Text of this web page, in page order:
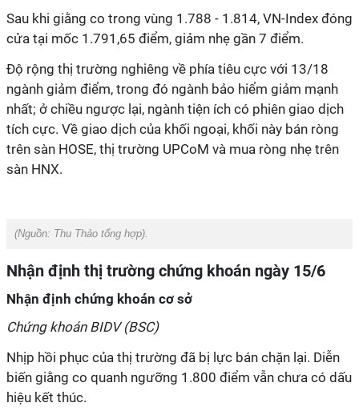
Sau khi giằng co trong vùng 1.788 - 1.814, VN-Index đóng
cửa tại mốc 1.791,65 điểm, giảm nhẹ gần 7 điểm.
Độ rộng thị trường nghiêng về phía tiêu cực với 13/18
ngành giảm điểm, trong đó ngành bảo hiểm giảm mạnh
nhất; ở chiều ngược lại, ngành tiện ích có phiên giao dịch
tích cực. Về giao dịch của khối ngoại, khối này bán ròng
trên sàn HOSE, thị trường UPCoM và mua ròng nhẹ trên
sàn HNX.
(Nguồn: Thu Thảo tổng hợp).
Nhận định thị trường chứng khoán ngày 15/6
Nhận định chứng khoán cơ sở
Chứng khoán BIDV (BSC)
Nhịp hồi phục của thị trường đã bị lực bán chặn lại. Diễn
biến giằng co quanh ngưỡng 1.800 điểm vẫn chưa có dấu
hiệu kết thúc.